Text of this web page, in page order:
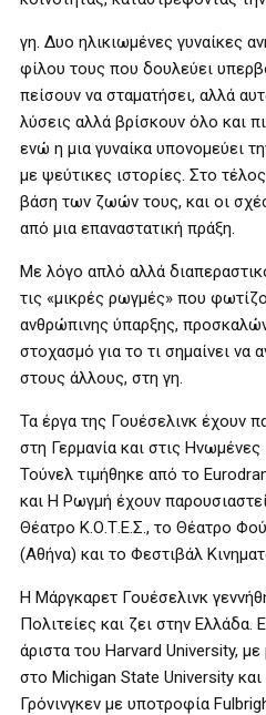
γη. Δυο ηλικιωμένες γυναίκες
φίλου τους που δουλεύει
πείσουν να σταματήσει, αλλά
λύσεις αλλά βρίσκουν όλο και
ενώ η μια γυναίκα υπονομεύει
με ψεύτικες ιστορίες. Στο
βάση των ζωών τους, και οι
από μια επαναστατική πράξη.
Με λόγο απλό αλλά
τις «μικρές ρωγμές» που
ανθρώπινης ύπαρξης,
στοχασμό για το τι σημαίνει να
στους άλλους, στη γη.
Τα έργα της Γουέσελινκ έχουν
στη Γερμανία και στις
Τούνελ τιμήθηκε από το
και Η Ρωγμή έχουν
Θέατρο Κ.Ο.Τ.Ε.Σ., το Θέατρο
(Αθήνα) και το Φεστιβάλ
Η Μάργκαρετ Γουέσελινκ
Πολιτείες και ζει στην Ελλάδα.
άριστα του Harvard University,
στο Michigan State University
Γρόνινγκεν με υποτροφία